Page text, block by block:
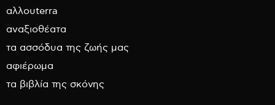
αλλουterra
αναξιοθέατα
τα ασσόδυα της ζωής μας
αφιέρωμα
τα βιβλία της σκόνης